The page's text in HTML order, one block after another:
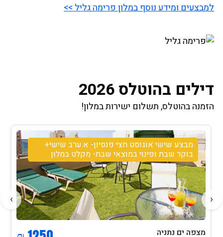
למבצעים ומידע נוסף במלון פרימה גליל >>
דילים בהוטלס 2026
הזמנה בהוטלס, תשלום ישירות במלון!
מבצע שישי אוגוסט חצי פנסיון- א.ערב שישי+
בוקר שבת ופינוי במוצאי שבת- מקלט במלון
מצפה ים נתניה
‹
›